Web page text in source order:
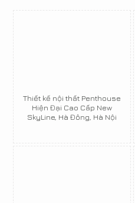
Thiết kế nội thất Penthouse
Hiện Đại Cao Cấp New
SkyLine, Hà Đông, Hà Nội